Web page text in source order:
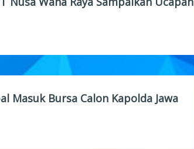
Masuk Bursa Calon Kapolda Jawa